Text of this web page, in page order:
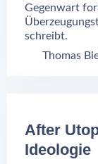
Gegenwart
schreibt.
Thomas
After
Ideologie